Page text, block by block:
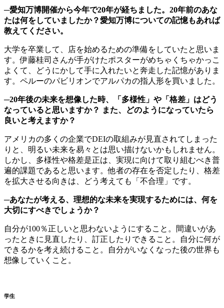
─愛知万博開催から今年で20年が経ちました。20年前のあな
たは何をしていましたか？愛知万博についての記憶もあれば
教えてください。
大学を卒業して、店を始めるための準備をしていたと思いま
す。伊藤桂司さんが手がけたポスターがめちゃくちゃかっこ
よくて、どうにかして手に入れたいと奔走した記憶がありま
す。ペルーのパビリオンでアルパカの指人形を買いました。
─20年後の未来を想像した時、「多様性」や「格差」はどう
なっていると思いますか？ また、どのようになっていたら
良いと考えますか？
アメリカの多くの企業でDEIの取組みが見直されてしまった
りと、明るい未来を易々とは思い描けないかもしれません。
しかし、多様性や格差是正は、実現に向けて取り組むべき普
遍的課題であると思います。他者の存在を否定したり、格差
を拡大させる向きは、どう考えても「不合理」です。
─あなたが考える、理想的な未来を実現するためには、何を
大切にすべきでしょうか？
自分が100％正しいと思わないようにすること。間違いがあ
ったときに見直したり、訂正したりできること。自分に何が
できるかを考え続けること。自分がいなくなった後の世界も
想像していくこと。
学生